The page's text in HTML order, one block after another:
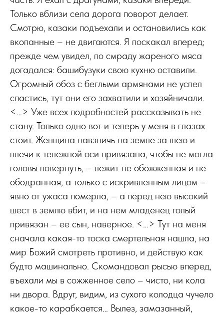
Только вблизи села дорога поворот делает.
Смотрю, казаки подъехали и остановились как
вкопанные – не двигаются. Я поскакал вперед;
прежде чем увидел, по смраду жареного мяса
догадался: башибузуки свою кухню оставили.
Огромный обоз с беглыми армянами не успел
спастись, тут они его захватили и хозяйничали.
<…> Уже всех подробностей рассказывать не
стану. Только одно вот и теперь у меня в глазах
стоит. Женщина навзничь на земле за шею и
плечи к тележной оси привязана, чтобы не могла
головы повернуть, – лежит не обожженная и не
ободранная, а только с искривленным лицом –
явно от ужаса померла, – а перед нею высокий
шест в землю вбит, и на нем младенец голый
привязан – ее сын, наверное. <…> Тут на меня
сначала какая-то тоска смертельная нашла, на
мир Божий смотреть противно, и действую как
будто машинально. Скомандовал рысью вперед,
въехали мы в сожженное село – чисто, ни кола
ни двора. Вдруг, видим, из сухого колодца чучело
какое-то карабкается… Вылез, замазанный,